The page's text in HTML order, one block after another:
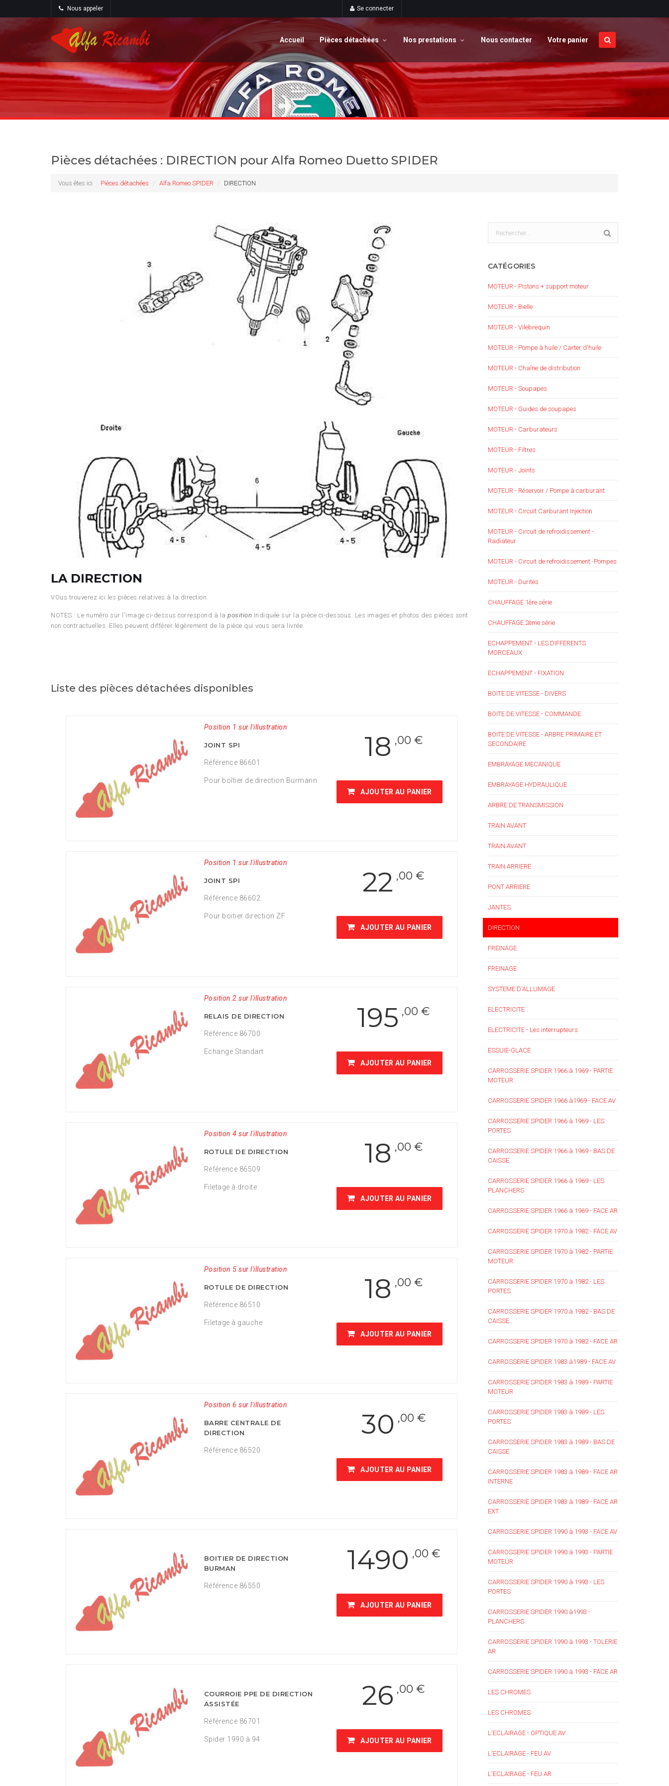
Nous appeler Se connecter
Accueil Pièces détachées Nos prestations Nous contacter Votre panier
Pièces détachées : DIRECTION pour Alfa Romeo Duetto SPIDER
Vous êtes ici Pièces détachées Alfa Romeo SPIDER DIRECTION
LA DIRECTION
VOus trouverez ici les pièces relatives à la direction.
NOTES : Le numéro sur l'image ci-dessus correspond à la position indiquée sur la pièce ci-dessous. Les images et photos des pièces sont
non contractuelles. Elles peuvent différer légèrement de la pièce qui vous sera livrée.
Liste des pièces détachées disponibles
Position 1 sur l'illustration
JOINT SPI
Référence 86601
Pour boîtier de direction Burmann
18 ,00 €
AJOUTER AU PANIER
Position 1 sur l'illustration
JOINT SPI
Référence 86602
Pour boitier direction ZF
22 ,00 €
AJOUTER AU PANIER
Position 2 sur l'illustration
RELAIS DE DIRECTION
Référence 86700
Echange Standart
195 ,00 €
AJOUTER AU PANIER
Position 4 sur l'illustration
ROTULE DE DIRECTION
Référence 86509
Filetage à droite
18 ,00 €
AJOUTER AU PANIER
Position 5 sur l'illustration
ROTULE DE DIRECTION
Référence 86510
Filetage à gauche
18 ,00 €
AJOUTER AU PANIER
Position 6 sur l'illustration
BARRE CENTRALE DE
DIRECTION
Référence 86520
30 ,00 €
AJOUTER AU PANIER
BOITIER DE DIRECTION
BURMAN
Référence 86550
1490 ,00 €
AJOUTER AU PANIER
COURROIE PPE DE DIRECTION
ASSISTÉE
Référence 86701
Spider 1990 à 94
26 ,00 €
AJOUTER AU PANIER
CATÉGORIES
MOTEUR - Pistons + support moteur
MOTEUR - Bielle
MOTEUR - Vilebrequin
MOTEUR - Pompe à huile / Carter d'huile
MOTEUR - Chaîne de distribution
MOTEUR - Soupapes
MOTEUR - Guides de soupapes
MOTEUR - Carburateurs
MOTEUR - Filtres
MOTEUR - Joints
MOTEUR - Réservoir / Pompe à carburant
MOTEUR - Circuit Carburant Injection
MOTEUR - Circuit de refroidissement -
Radiateur
MOTEUR - Circuit de refroidissement -Pompes
MOTEUR - Durites
CHAUFFAGE 1ère série
CHAUFFAGE 2ème série
ECHAPPEMENT - LES DIFFERENTS
MORCEAUX
ECHAPPEMENT - FIXATION
BOITE DE VITESSE - DIVERS
BOITE DE VITESSE - COMMANDE
BOITE DE VITESSE - ARBRE PRIMAIRE ET
SECONDAIRE
EMBRAYAGE MECANIQUE
EMBRAYAGE HYDRAULIQUE
ARBRE DE TRANSMISSION
TRAIN AVANT
TRAIN AVANT
TRAIN ARRIERE
PONT ARRIERE
JANTES
DIRECTION
FREINAGE
FREINAGE
SYSTEME D'ALLUMAGE
ELECTRICITE
ELECTRICITE - Les interrupteurs
ESSUIE-GLACE
CARROSSERIE SPIDER 1966 à 1969 - PARTIE
MOTEUR
CARROSSERIE SPIDER 1966 à1969 - FACE AV
CARROSSERIE SPIDER 1966 à 1969 - LES
PORTES
CARROSSERIE SPIDER 1966 à 1969 - BAS DE
CAISSE
CARROSSERIE SPIDER 1966 à 1969 - LES
PLANCHERS
CARROSSERIE SPIDER 1966 à 1969 - FACE AR
CARROSSERIE SPIDER 1970 à 1982 - FACE AV
CARROSSERIE SPIDER 1970 à 1982 - PARTIE
MOTEUR
CARROSSERIE SPIDER 1970 à 1982 - LES
PORTES
CARROSSERIE SPIDER 1970 à 1982 - BAS DE
CAISSE
CARROSSERIE SPIDER 1970 à 1982 - FACE AR
CARROSSERIE SPIDER 1983 à1989 - FACE AV
CARROSSERIE SPIDER 1983 à 1989 - PARTIE
MOTEUR
CARROSSERIE SPIDER 1983 à 1989 - LES
PORTES
CARROSSERIE SPIDER 1983 à 1989 - BAS DE
CAISSE
CARROSSERIE SPIDER 1983 à 1989 - FACE AR
INTERNE
CARROSSERIE SPIDER 1983 à 1989 - FACE AR
EXT.
CARROSSERIE SPIDER 1990 à 1993 - FACE AV
CARROSSERIE SPIDER 1990 à 1993 - PARTIE
MOTEUR
CARROSSERIE SPIDER 1990 à 1993 - LES
PORTES
CARROSSERIE SPIDER 1990 à1993 -
PLANCHERS
CARROSSERIE SPIDER 1990 à 1993 - TOLERIE
AR
CARROSSERIE SPIDER 1990 à 1993 - FACE AR
LES CHROMES
LES CHROMES
L'ECLAIRAGE - OPTIQUE AV
L'ECLAIRAGE - FEU AV
L'ECLAIRAGE - FEU AR